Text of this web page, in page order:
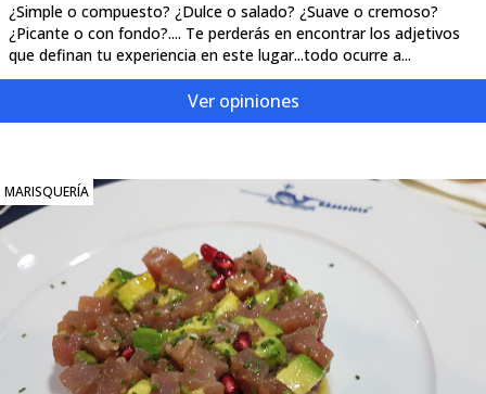
¿Simple o compuesto? ¿Dulce o salado? ¿Suave o cremoso?
¿Picante o con fondo?.... Te perderás en encontrar los adjetivos
que definan tu experiencia en este lugar...todo ocurre a...
Ver opiniones
MARISQUERÍA